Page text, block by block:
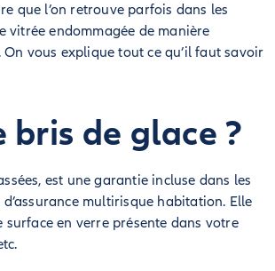
que l’on retrouve parfois dans les
vitrée endommagée de manière
vous explique tout ce qu’il faut savoir
bris de glace ?
est une garantie incluse dans les
multirisque habitation. Elle
surface en verre présente dans votre